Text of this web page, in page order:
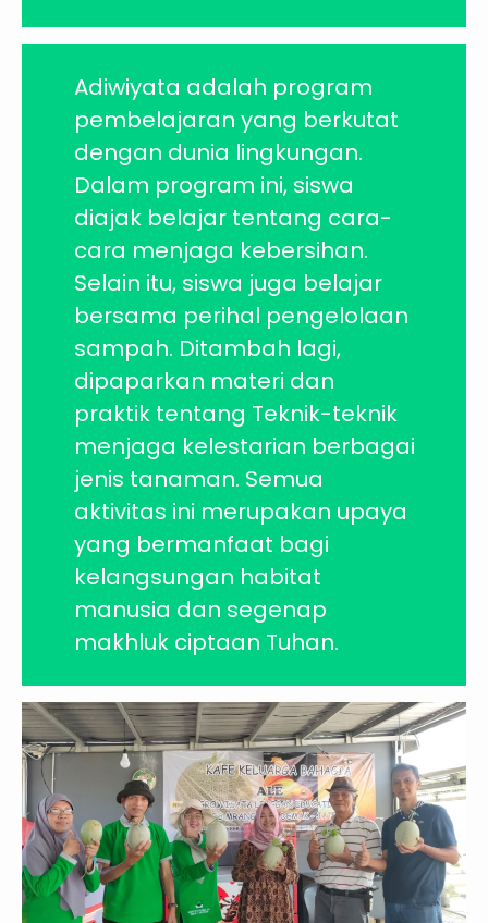
Adiwiyata adalah program
pembelajaran yang berkutat
dengan dunia lingkungan.
Dalam program ini, siswa
diajak belajar tentang cara-
cara menjaga kebersihan.
Selain itu, siswa juga belajar
bersama perihal pengelolaan
sampah. Ditambah lagi,
dipaparkan materi dan
praktik tentang Teknik-teknik
menjaga kelestarian berbagai
jenis tanaman. Semua
aktivitas ini merupakan upaya
yang bermanfaat bagi
kelangsungan habitat
manusia dan segenap
makhluk ciptaan Tuhan.